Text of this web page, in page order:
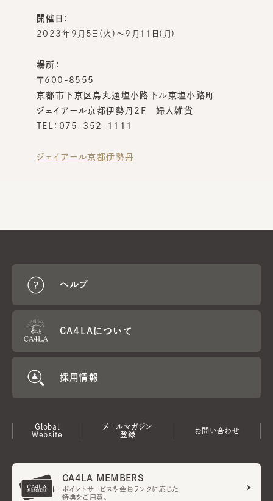
開催日：
2023年9月5日(火)～9月11日(月)
場所：
〒600-8555
京都市下京区烏丸通塩小路下ル東塩小路町
ジェイアール京都伊勢丹2F 婦人雑貨
TEL：075-352-1111
ジェイアール京都伊勢丹
ヘルプ
CA4LAについて
採用情報
Global
Website
メールマガジン
登録
お問い合わせ
CA4LA MEMBERS
ポイントサービスや会員ランクに応じた
特典をご用意。